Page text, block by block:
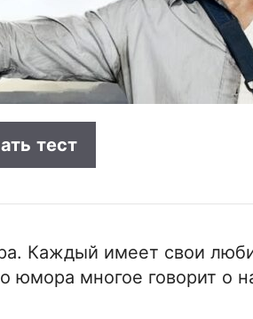
тест
Каждый имеет свои
юмора многое говорит о